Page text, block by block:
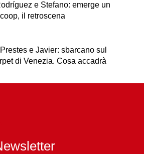
e Stefano: emerge un
il retroscena
e Javier: sbarcano sul
di Venezia. Cosa accadrà